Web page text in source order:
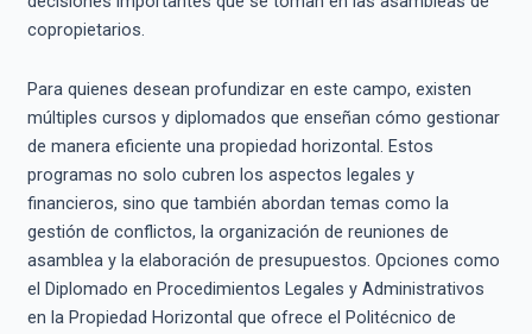
copropietarios.
Para quienes desean profundizar en este campo, existen
múltiples cursos y diplomados que enseñan cómo gestionar
de manera eficiente una propiedad horizontal. Estos
programas no solo cubren los aspectos legales y
financieros, sino que también abordan temas como la
gestión de conflictos, la organización de reuniones de
asamblea y la elaboración de presupuestos. Opciones como
el Diplomado en Procedimientos Legales y Administrativos
en la Propiedad Horizontal que ofrece el Politécnico de